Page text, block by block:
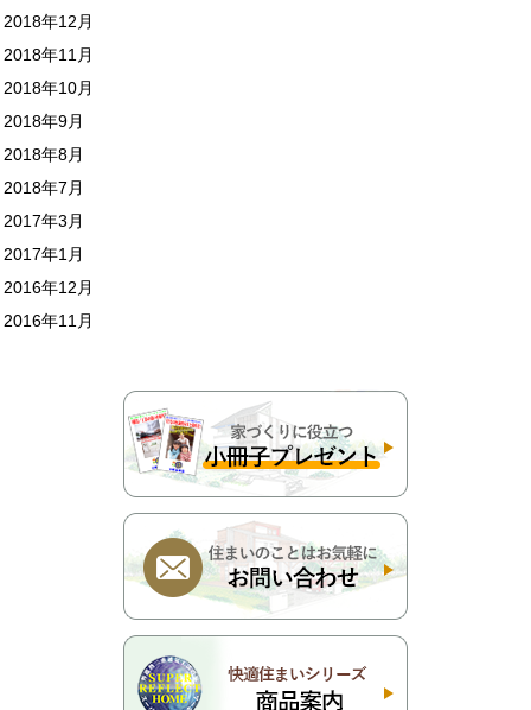
2018年12月
2018年11月
2018年10月
2018年9月
2018年8月
2018年7月
2017年3月
2017年1月
2016年12月
2016年11月